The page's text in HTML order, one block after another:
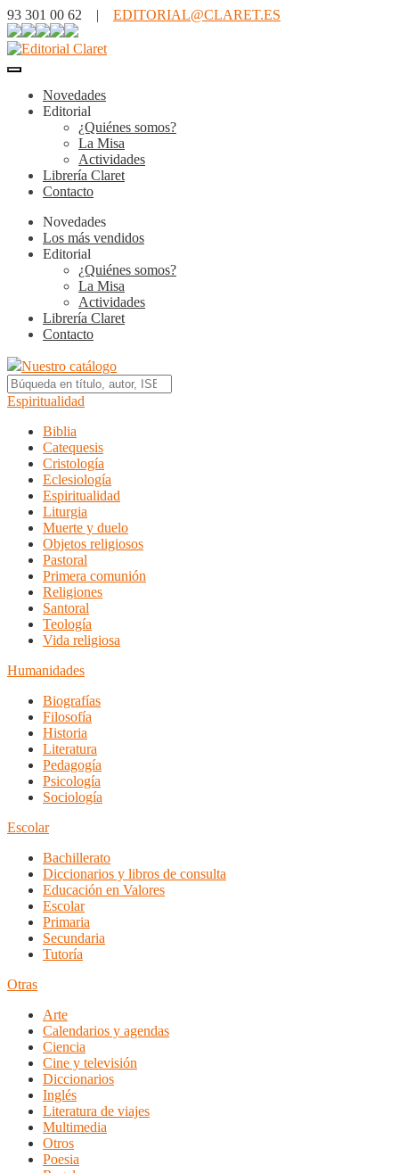
93 301 00 62 | EDITORIAL@CLARET.ES
Novedades
Editorial
¿Quiénes somos?
La Misa
Actividades
Librería Claret
Contacto
Novedades
Los más vendidos
Editorial
¿Quiénes somos?
La Misa
Actividades
Librería Claret
Contacto
Nuestro catálogo
Espiritualidad
Biblia
Catequesis
Cristología
Eclesiología
Espiritualidad
Liturgia
Muerte y duelo
Objetos religiosos
Pastoral
Primera comunión
Religiones
Santoral
Teología
Vida religiosa
Humanidades
Biografías
Filosofía
Historia
Literatura
Pedagogía
Psicología
Sociología
Escolar
Bachillerato
Diccionarios y libros de consulta
Educación en Valores
Escolar
Primaria
Secundaria
Tutoría
Otras
Arte
Calendarios y agendas
Ciencia
Cine y televisión
Diccionarios
Inglés
Literatura de viajes
Multimedia
Otros
Poesia